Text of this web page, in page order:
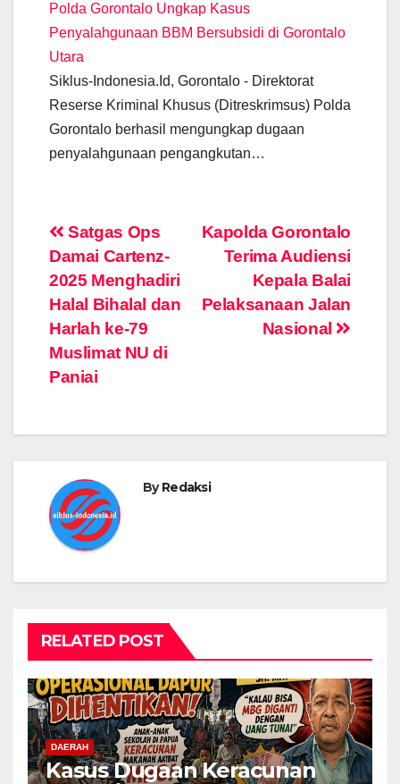
Polda Gorontalo Ungkap Kasus
Penyalahgunaan BBM Bersubsidi di Gorontalo
Utara
Siklus-Indonesia.Id, Gorontalo - Direktorat
Reserse Kriminal Khusus (Ditreskrimsus) Polda
Gorontalo berhasil mengungkap dugaan
penyalahgunaan pengangkutan…
Post
navigation
Kapolda Gorontalo
Terima Audiensi
Kepala Balai
Pelaksanaan Jalan
Nasional
Satgas Ops
Damai Cartenz-
2025 Menghadiri
Halal Bihalal dan
Harlah ke-79
Muslimat NU di
Paniai
ByRedaksi
RELATED POST
DAERAH
Kasus Dugaan Keracunan